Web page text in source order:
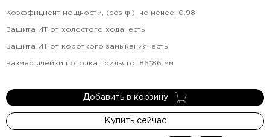
Коэффициент мощности, (cos φ ), не менее: 0.98
Защита ИТ от холостого хода: есть
Защита ИТ от короткого замыкания: есть
Размер ячейки потолка Грильято: 86*86 мм
Добавить в корзину
Купить сейчас